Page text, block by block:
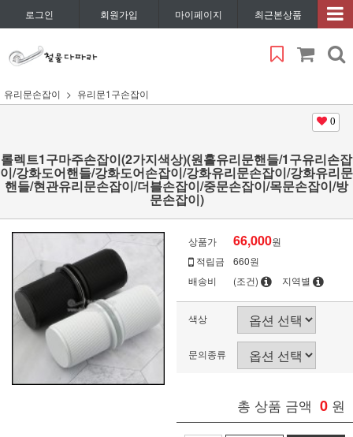
로그인 회원가입 마이페이지 최근본상품
유리문손잡이 유리문1구손잡이
0
롤렉트1구마주손잡이(2가지색상)(원홀유리문핸들/1구유리손잡
이/강화도어핸들/강화도어손잡이/강화유리문손잡이/강화유리문
핸들/현관유리문손잡이/더블손잡이/중문손잡이/목문손잡이/방
문손잡이)
상품가 66,000원
적립금
660원
배송비
(조건) 지역별
색상
문의종류
총 상품 금액 0 원